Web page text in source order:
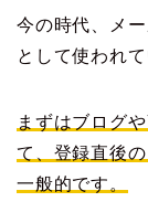
今の時代、メ
として使われて
まずはブログ
て、登録直後
一般的です。